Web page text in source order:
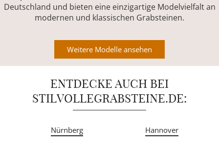
Deutschland und bieten eine einzigartige Modelvielfalt an
modernen und klassischen Grabsteinen.
Weitere Modelle ansehen
ENTDECKE AUCH BEI
STILVOLLEGRABSTEINE.DE:
Nürnberg Hannover